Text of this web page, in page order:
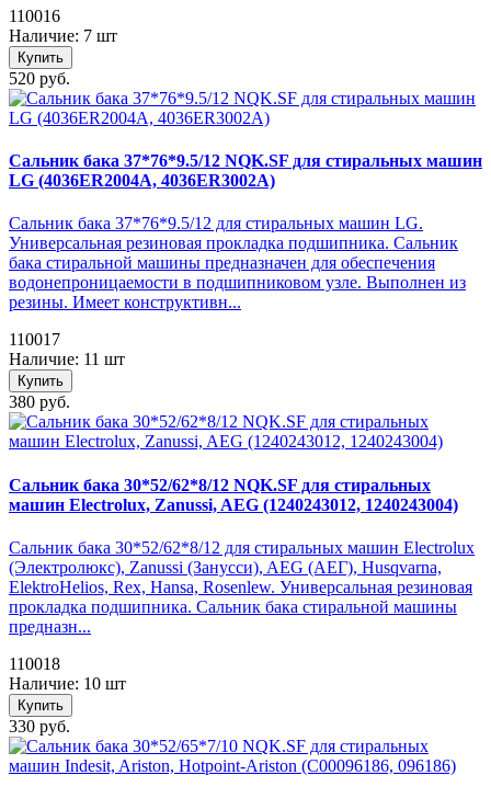
110016
Наличие: 7 шт
Купить
520 руб.
Сальник бака 37*76*9.5/12 NQK.SF для стиральных машин
LG (4036ER2004A, 4036ER3002A)
Сальник бака 37*76*9.5/12 для стиральных машин LG.
Универсальная резиновая прокладка подшипника. Сальник
бака стиральной машины предназначен для обеспечения
водонепроницаемости в подшипниковом узле. Выполнен из
резины. Имеет конструктивн...
110017
Наличие: 11 шт
Купить
380 руб.
Сальник бака 30*52/62*8/12 NQK.SF для стиральных
машин Electrolux, Zanussi, AEG (1240243012, 1240243004)
Сальник бака 30*52/62*8/12 для стиральных машин Electrolux
(Электролюкс), Zanussi (Занусси), AEG (АЕГ), Husqvarna,
ElektroHelios, Rex, Hansa, Rosenlew. Универсальная резиновая
прокладка подшипника. Сальник бака стиральной машины
предназн...
110018
Наличие: 10 шт
Купить
330 руб.